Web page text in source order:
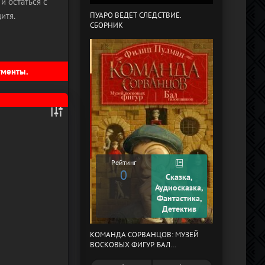
ПУАРО ВЕДЕТ СЛЕДСТВИЕ.
СБОРНИК
Рейтинг
0
Сказка,
Аудиосказка,
Фантастика,
Детектив
КОМАНДА СОРВАНЦОВ: МУЗЕЙ
ВОСКОВЫХ ФИГУР. БАЛ